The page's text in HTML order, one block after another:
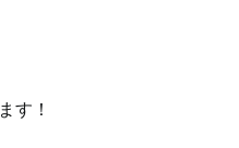
す！